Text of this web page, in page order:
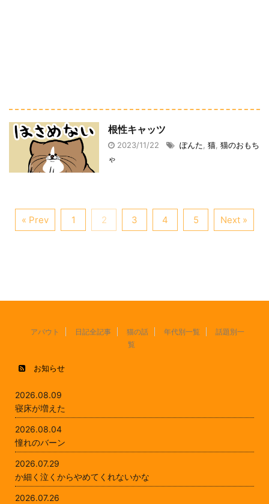
根性キャッツ
2023/11/22 ぽんた 猫 猫のおもち
ゃ
« Prev 1 2 3 4 5 Next »
アバウト 日記全記事 猫の話 年代別一覧
話題別一
覧
お知らせ
2026.08.09
寝床が増えた
2026.08.04
憧れのバーン
2026.07.29
か細く泣くからやめてくれないかな
2026.07.26